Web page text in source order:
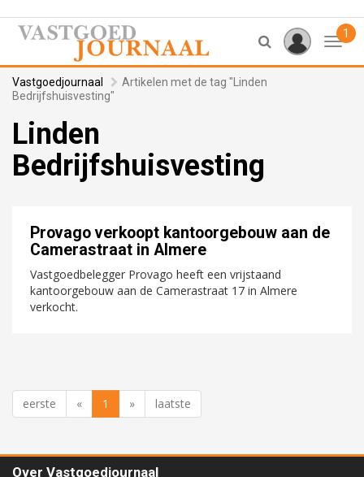
1
Vastgoedjournaal
Artikelen met de tag "Linden
Bedrijfshuisvesting"
Linden
Bedrijfshuisvesting
Provago verkoopt kantoorgebouw aan de
Camerastraat in Almere
Vastgoedbelegger Provago heeft een vrijstaand
kantoorgebouw aan de Camerastraat 17 in Almere
verkocht.
eerste « 1 » laatste
Over Vastgoedjournaal